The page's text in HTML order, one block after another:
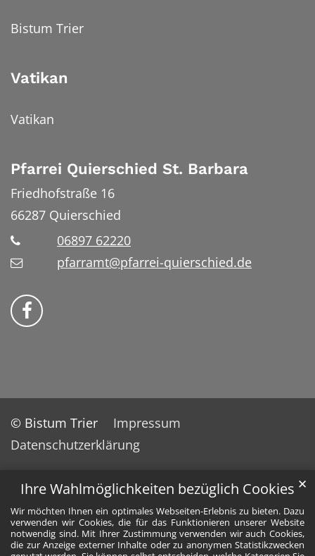
Ihre Wahlmöglichkeiten bezüglich Cookies
Wir möchten Ihnen ein optimales Webseiten-Erlebnis zu bieten. Dazu
verwenden wir Cookies, die für das Funktionieren unserer Website
notwendig sind. Mit Ihrer Zustimmung verwenden wir auch Cookies,
die zur Anzeige externer Inhalte oder zu anonymen Statistikzwecken
✕
Bistum Trier
Vatikan
Vatikan
Pfarrei Quierschied St. Barbara
Friedhofstraße 16
66287 Quierschied
06897 62220
pfarramt@pfarrei-quierschied.de
Bistum Trier auf Facebook
© Bistum Trier
Impressum
Datenschutzerklärung